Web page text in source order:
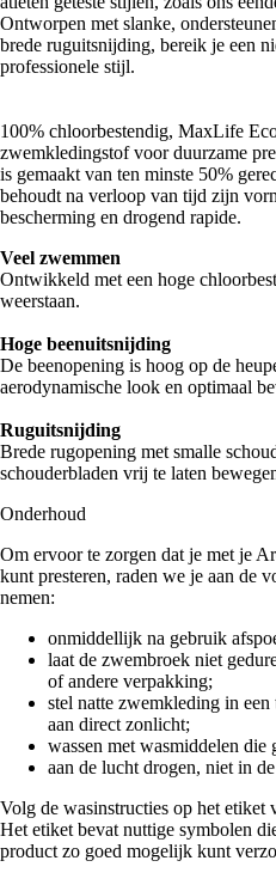
Ontworpen met slanke,
brede ruguitsnijding, bereik je een
professionele stijl.
100% chloorbestendig, MaxLife
zwemkledingstof voor duurzame
is gemaakt van ten minste 50%
behoudt na verloop van tijd zijn
bescherming en drogend rapide.
Veel zwemmen
Ontwikkeld met een hoge
weerstaan.
Hoge beenuitsnijding
De beenopening is hoog op de
aerodynamische look en optimaal
Ruguitsnijding
Brede rugopening met smalle
schouderbladen vrij te laten
Onderhoud
Om ervoor te zorgen dat je met je
kunt presteren, raden we je aan de
nemen:
onmiddellijk na gebruik
laat de zwembroek niet
of andere verpakking;
stel natte zwemkleding in
aan direct zonlicht;
wassen met wasmiddelen
aan de lucht drogen, niet in
Volg de wasinstructies op het etiket
Het etiket bevat nuttige symbolen
product zo goed mogelijk kunt